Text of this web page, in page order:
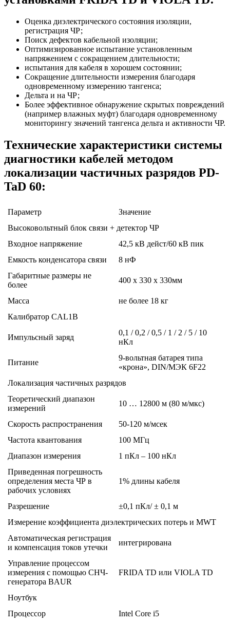
Оценка диэлектрического состояния изоляции,
регистрация ЧР;
Поиск дефектов кабельной изоляции;
Оптимизированное испытание установленным
напряжением с сокращением длительности;
испытания для кабеля в хорошем состоянии;
Сокращение длительности измерения благодаря
одновременному измерению тангенса;
Дельта и на ЧР;
Более эффективное обнаружение скрытых повреждений
(например влажных муфт) благодаря одновременному
мониторингу значений тангенса дельта и активности ЧР.
Технические характеристики системы
диагностики кабелей методом
локализации частичных разрядов PD-
TaD 60:
Параметр
Значение
Высоковольтный блок связи + детектор ЧР
Входное напряжение
42,5 кВ дейст/60 кВ пик
Емкость конденсатора связи
8 нФ
Габаритные размеры не
более
400 х 330 х 330мм
Масса
не более 18 кг
Калибратор CAL1B
Импульсный заряд
0,1 / 0,2 / 0,5 / 1 / 2 / 5 / 10
нКл
Питание
9-вольтная батарея типа
«крона», DIN/МЭК 6F22
Локализация частичных разрядов
Теоретический диапазон
измерений
10 … 12800 м (80 м/мкс)
Скорость распространения
50-120 м/мсек
Частота квантования
100 МГц
Диапазон измерения
1 пКл – 100 нКл
Приведенная погрешность
определения места ЧР в
рабочих условиях
1% длины кабеля
Разрешение
±0,1 пКл/ ± 0,1 м
Измерение коэффициента диэлектрических потерь и MWT
Автоматическая регистрация
и компенсация токов утечки
интегрирована
Управление процессом
измерения с помощью СНЧ-
генератора BAUR
FRIDA TD или VIOLA TD
Ноутбук
Процессор
Intel Core i5